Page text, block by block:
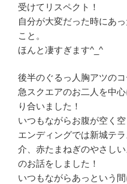
受けてリスペクト！
自分が大変だった時にあ
こと。
ほんと凄すぎます^_^
後半のぐるっ人胸アツの
急スクエアのお二人を中
り合いました！
いつもながらお腹が空く空
エンディングでは新城テ
介、赤たまねぎのやさし
のお話をしました！
いつもながらあっという